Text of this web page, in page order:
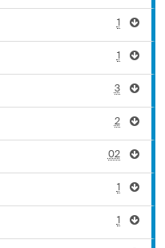
1
1
3
2
02
1
1